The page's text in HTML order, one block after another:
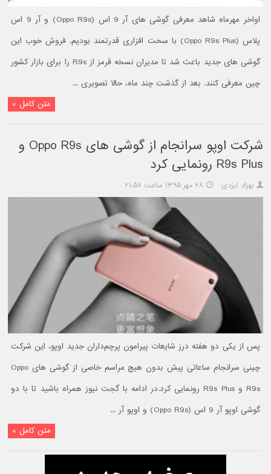
اواخر مهرماه شاهد معرفی گوشی های آر 9 اس (Oppo R9s) و آر 9 اس
پلاس (Oppo R9s Plus) با سخت افزاری قدرتمند بودیم. فروش خوب این
گوشی های جدید باعث شد تا مدیران نسخه‌ قرمز از R9s را برای بازار کشور
چین معرفی کنند. بعد از گذشت چند ماه، حالا تصویری ...
متن کامل »
شرکت اوپو سرانجام از گوشی های Oppo R9s و
R9s Plus رونمایی کرد
بهزاد ایزدی ۲۸ مهر ۱۳۹۵ ساعت ۲۱:۵۸
پس از یکی دو هفته درز شایعات پیرامون پرچم‌داران جدید اوپو، این شرکت
چینی سرانجام ساعاتی پیش بدون هیچ مراسم خاصی از گوشی های Oppo
R9s و R9s Plus رونمایی کرد.در ادامه با گجت نیوز همراه باشید تا با دو
گوشی اوپو آر 9 اس (Oppo R9s) و اوپو آر ...
متن کامل »